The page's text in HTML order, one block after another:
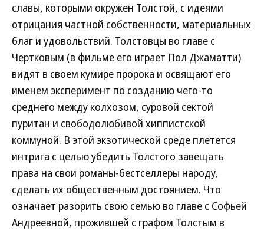
славы, которыми окружен Толстой, с идеями
отрицания частной собственности, материальных
благ и удовольствий. Толстовцы во главе с
Чертковым (в фильме его играет Пол Джаматти)
видят в своем кумире пророка и освящают его
именем эксперимент по созданию чего-то
среднего между колхозом, суровой сектой
пуритан и свободолюбивой хиппистской
коммуной. В этой экзотической среде плетется
интрига с целью убедить Толстого завещать
права на свои романы-бестселлеры народу,
сделать их общественным достоянием. Что
означает разорить свою семью во главе с Софьей
Андреевной, прожившей с графом Толстым в